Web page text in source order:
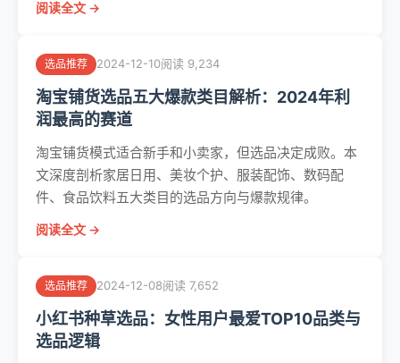
阅读全文 →
选品推荐 2024-12-10阅读 9,234
淘宝铺货选品五大爆款类目解析：2024年利
润最高的赛道
淘宝铺货模式适合新手和小卖家，但选品决定成败。本
文深度剖析家居日用、美妆个护、服装配饰、数码配
件、食品饮料五大类目的选品方向与爆款规律。
阅读全文 →
选品推荐 2024-12-08阅读 7,652
小红书种草选品：女性用户最爱TOP10品类与
选品逻辑